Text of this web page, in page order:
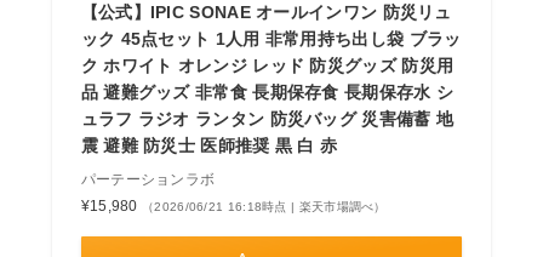
【公式】IPIC SONAE オールインワン 防災リュ
ック 45点セット 1人用 非常用持ち出し袋 ブラッ
ク ホワイト オレンジ レッド 防災グッズ 防災用
品 避難グッズ 非常食 長期保存食 長期保存水 シ
ュラフ ラジオ ランタン 防災バッグ 災害備蓄 地
震 避難 防災士 医師推奨 黒 白 赤
パーテーションラボ
¥15,980
（2026/06/21 16:18時点 | 楽天市場調べ）